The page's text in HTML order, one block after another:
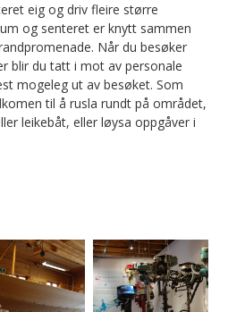
eig og driv fleire større
og senteret er knytt sammen
Når du besøker
blir du tatt i mot av personale
mogeleg ut av besøket. Som
til å rusla rundt på området,
leikebåt, eller løysa oppgåver i